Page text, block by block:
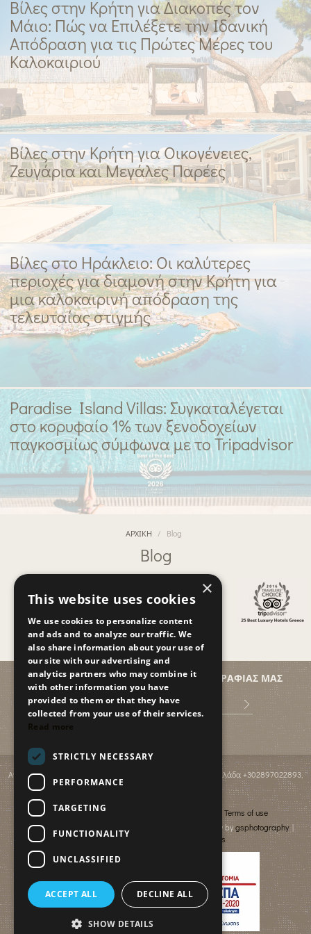
Βίλες στην Κρήτη για Διακοπές τον
Μάιο: Πώς να Επιλέξετε την Ιδανική
Απόδραση για τις Πρώτες Μέρες του
Καλοκαιριού
Βίλες στην Κρήτη για Οικογένειες,
Ζευγάρια και Μεγάλες Παρέες
Βίλες στο Ηράκλειο: Οι καλύτερες
περιοχές για διαμονή στην Κρήτη για
μια καλοκαιρινή απόδραση της
τελευταίας στιγμής
Paradise Island Villas: Συγκαταλέγεται
στο κορυφαίο 1% των ξενοδοχείων
παγκοσμίως σύμφωνα με το Tripadvisor
ΑΡΧΙΚΗ Blog
Blog
ΕΓΓΡΑΦΕΙΤΕ ΣΤΗ ΛΙΣΤΑ ΑΛΛΗΛΟΓΡΑΦΙΑΣ ΜΑΣ
Ανισσαράς PO BOX 2095 Χερσόνησος, Κρήτη, Ελλάδα +302897022893,
info@paradiseislandvillas.gr
Cancellation & Refund policy
Terms of use
Photography by Yiannis Fais | Photography & Videography by gsphotography|
Designed & developed by
netmechanics
×
This website uses cookies
We use cookies to personalize content
and ads and to analyze our traffic. We
also share information about your use of
our site with our advertising and
analytics partners who may combine it
with other information you have
provided to them or that they have
collected from your use of their services.
Read more
STRICTLY NECESSARY
PERFORMANCE
TARGETING
FUNCTIONALITY
UNCLASSIFIED
ACCEPT ALL DECLINE ALL
SHOW DETAILS